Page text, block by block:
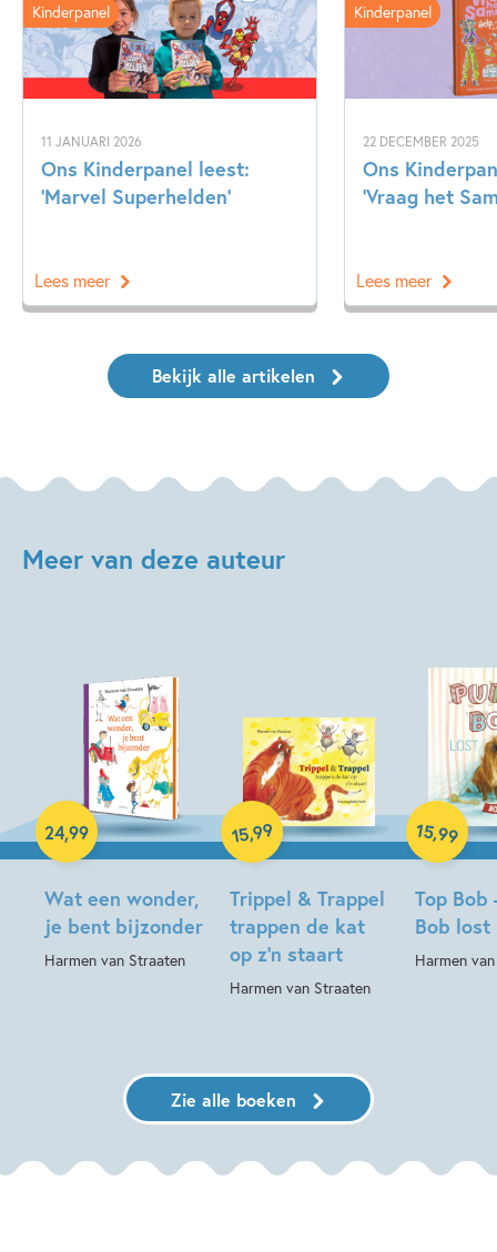
11 JANUARI 2026
Ons Kinderpanel leest:
‘Marvel Superhelden’
Kinderpanel
Lees meer
22 DECEMBER 2025
Ons
‘Vraag het
Kinderpanel
Lees meer
Bekijk alle artikelen
Meer van deze auteur
Wat een wonder,
je bent bijzonder
Harmen van Straaten
24,99
Hardcover
Trippel & Trappel
trappen de kat
op z’n staart
Harmen van Straaten
15,99
Hardcover
Top Bob
Bob lost
Harmen
15,99
Hardcover
Zie alle boeken